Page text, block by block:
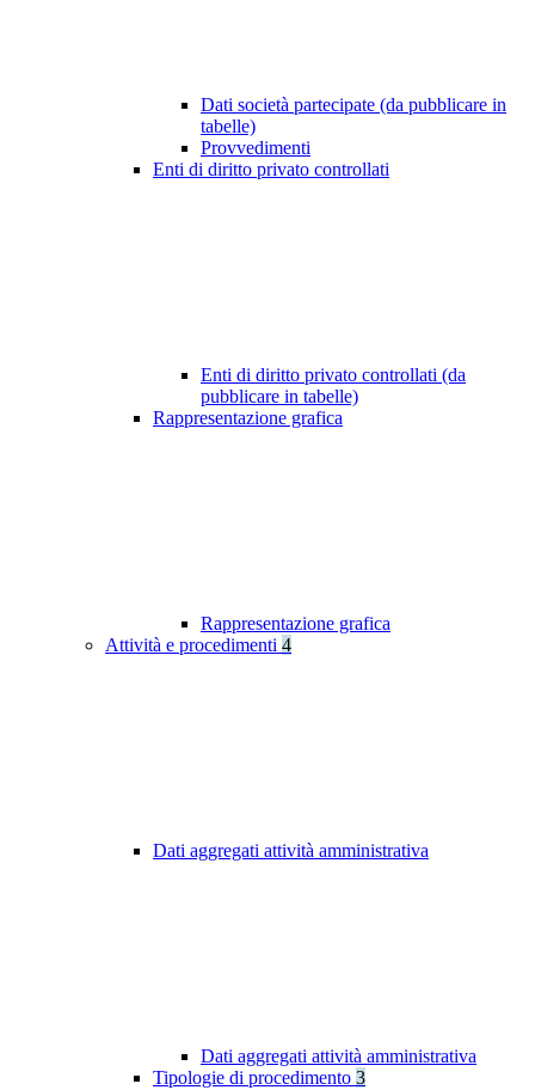
Dati società partecipate (da pubblicare in
tabelle)
Provvedimenti
Enti di diritto privato controllati
Enti di diritto privato controllati (da
pubblicare in tabelle)
Rappresentazione grafica
Rappresentazione grafica
Attività e procedimenti 4
Dati aggregati attività amministrativa
Dati aggregati attività amministrativa
Tipologie di procedimento 3